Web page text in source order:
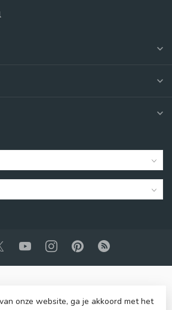
onze website, ga je akkoord met het